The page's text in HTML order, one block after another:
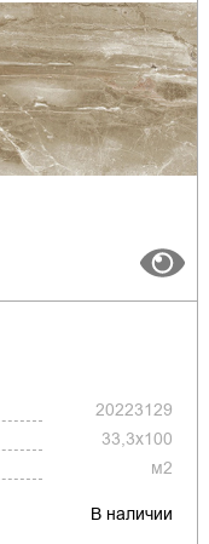
20223129
33,3x100
м2
В наличии